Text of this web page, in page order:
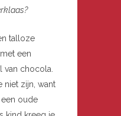
talloze
een
van chocola.
niet zijn, want
oude